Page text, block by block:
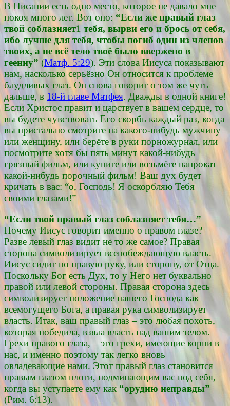
В Писании есть одно место, которое не давало мне
покоя много лет. Вот оно: “Если же правый глаз
твой соблазняет1 тебя, вырви его и брось от себя,
ибо лучше для тебя, чтобы погиб один из членов
твоих, а не всё тело твоё было ввержено в
геенну” (Матф. 5:29). Эти слова Иисуса показывают
нам, насколько серьёзно Он относится к проблеме
блудливых глаз. Он снова говорит о том же чуть
дальше, в 18-й главе Матфея. Дважды в одной книге!
Если Христос правит и царствует в вашем сердце, то
вы будете чувствовать Его скорбь каждый раз, когда
вы пристально смотрите на какого-нибудь мужчину
или женщину, или берёте в руки порножурнал, или
посмотрите хотя бы пять минут какой-нибудь
грязный фильм, или купите или возьмёте напрокат
какой-нибудь порочный фильм! Ваш дух будет
кричать в вас: “о, Господь! Я оскорбляю Тебя
своими глазами!”
“Если твой правый глаз соблазняет тебя…”
Почему Иисус говорит именно о правом глазе?
Разве левый глаз видит не то же самое? Правая
сторона символизирует всепобеждающую власть.
Иисус сидит по правую руку, или сторону, от Отца.
Поскольку Бог есть Дух, то у Него нет буквально
правой или левой стороны. Правая сторона здесь
символизирует положение нашего Господа как
всемогущего Бога, а правая рука символизирует
власть. Итак, ваш правый глаз – это любая похоть,
которая победила, взяла власть над вашим телом.
Грехи правого глаза, – это грехи, имеющие корни в
нас, и именно поэтому так легко вновь
овладевающие нами. Этот правый глаз становится
правым глазом плоти, подминающим вас под себя,
когда вы уступаете ему как“орудию неправды”
(Рим. 6:13).